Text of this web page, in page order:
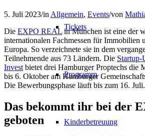
Tickets
Programm
Kinderbetreuung
5. Juli 2023/in Allgemein, Events/von
Die EXPO REAL in München ist eine der
internationalen Fachmessen für Immobilien
Europa. So verzeichnete sie in dem
Teilnehmende aus 73 Ländern. Die Startup-
Invest bietet drei Hamburger Proptechs die
bis 6. Oktober am Hamburger
Die Bewerbungsphase läuft bis zum 16. Juli.
Das bekommt ihr bei der
geboten